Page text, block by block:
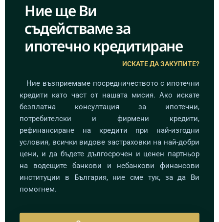
Ние ще Ви
съдействаме за
ипотечно кредитиране
ИСКАТЕ ДА ЗАКУПИТЕ?
Ние възприемаме посредничеството с ипотечни
кредити като част от нашата мисия. Ако искате
безплатна консултация за ипотечни,
потребителски и фирмени кредити,
рефинансиране на кредити при най-изгодни
условия, всички видове застраховки на най-добри
цени, и да бъдете дългосрочен и ценен партньор
на водещите банкови и небанкови финансови
институции в България, ние сме тук, за да Ви
помогнем.